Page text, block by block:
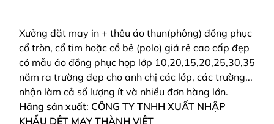
Xưởng đặt may in + thêu áo thun(phông) đồng phục
cổ tròn, cổ tim hoặc cổ bẻ (polo) giá rẻ cao cấp đẹp
có mẫu áo đồng phục họp lớp 10,20,15,20,25,30,35
năm ra trường đẹp cho anh chị các lớp, các trường...
nhận làm cả số lượng ít và nhiều đơn hàng lớn.
Hãng sản xuất: CÔNG TY TNHH XUẤT NHẬP
KHẨU DỆT MAY THÀNH VIỆT